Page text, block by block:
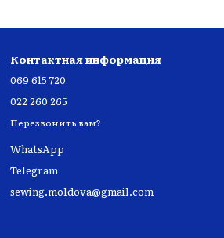
Контактная информация
069 615 720
022 260 265
Перезвонить вам?
WhatsApp
Telegram
sewing.moldova@gmail.com